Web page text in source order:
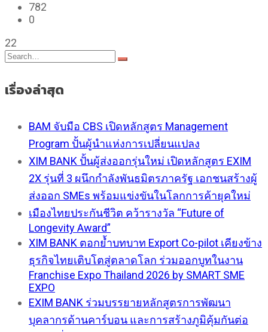
782
0
22
เรื่องล่าสุด
BAM จับมือ CBS เปิดหลักสูตร Management
Program ปั้นผู้นำแห่งการเปลี่ยนแปลง
XIM BANK ปั้นผู้ส่งออกรุ่นใหม่ เปิดหลักสูตร EXIM
2X รุ่นที่ 3 ผนึกกำลังพันธมิตรภาครัฐ เอกชนสร้างผู้
ส่งออก SMEs พร้อมแข่งขันในโลกการค้ายุคใหม่
เมืองไทยประกันชีวิต คว้ารางวัล “Future of
Longevity Award”
XIM BANK ตอกย้ำบทบาท Export Co-pilot เคียงข้าง
ธุรกิจไทยเติบโตสู่ตลาดโลก ร่วมออกบูทในงาน
Franchise Expo Thailand 2026 by SMART SME
EXPO
EXIM BANK ร่วมบรรยายหลักสูตรการพัฒนา
บุคลากรด้านคาร์บอน และการสร้างภูมิคุ้มกันต่อ